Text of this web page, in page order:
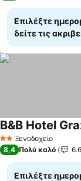
Επιλέξτε
δείτε τις
2 ΑστέριαΞενοδοχείο
B&B Hotel
8,4 Πολύ καλό
Επιλέξτε